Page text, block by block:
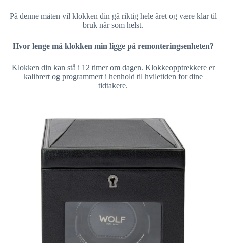
På denne måten vil klokken din gå riktig hele året og være klar til
bruk når som helst.
Hvor lenge må klokken min ligge på remonteringsenheten?
Klokken din kan stå i 12 timer om dagen. Klokkeopptrekkere er
kalibrert og programmert i henhold til hviletiden for dine
tidtakere.